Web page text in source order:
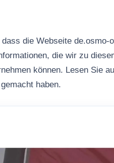
die Webseite de.osmo-
die wir zu
können. Lesen Sie
haben.